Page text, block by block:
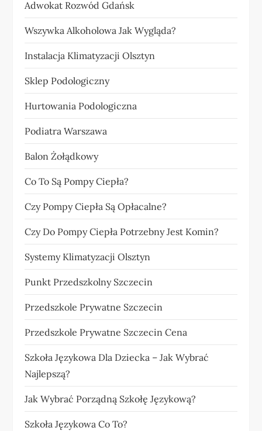
Adwokat Rozwód Gdańsk
Wszywka Alkoholowa Jak Wygląda?
Instalacja Klimatyzacji Olsztyn
Sklep Podologiczny
Hurtowania Podologiczna
Podiatra Warszawa
Balon Żołądkowy
Co To Są Pompy Ciepła?
Czy Pompy Ciepła Są Opłacalne?
Czy Do Pompy Ciepła Potrzebny Jest Komin?
Systemy Klimatyzacji Olsztyn
Punkt Przedszkolny Szczecin
Przedszkole Prywatne Szczecin
Przedszkole Prywatne Szczecin Cena
Szkoła Językowa Dla Dziecka – Jak Wybrać
Najlepszą?
Jak Wybrać Porządną Szkołę Językową?
Szkoła Językowa Co To?